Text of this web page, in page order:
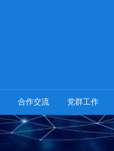
合作交流 党群工作